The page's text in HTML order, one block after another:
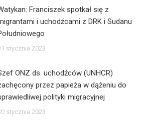
Franciszek spotkał się z
i uchodźcami z DRK i Sudanu
stycznia 2023
ONZ ds. uchodźców (UNHCR)
przez papieża w dążeniu do
polityki migracyjnej
stycznia 2023